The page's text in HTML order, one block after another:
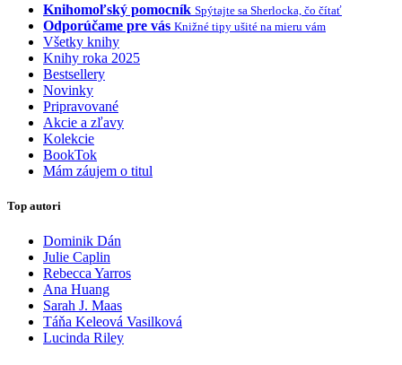
Knihomoľský pomocník Spýtajte sa Sherlocka, čo čítať
Odporúčame pre vás Knižné tipy ušité na mieru vám
Všetky knihy
Knihy roka 2025
Bestsellery
Novinky
Pripravované
Akcie a zľavy
Kolekcie
BookTok
Mám záujem o titul
Top autori
Dominik Dán
Julie Caplin
Rebecca Yarros
Ana Huang
Sarah J. Maas
Táňa Keleová Vasilková
Lucinda Riley